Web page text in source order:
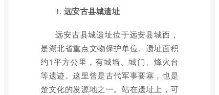
1. 远安古县城遗址
远安古县城遗址位于远安县城西，
是湖北省重点文物保护单位。遗址面积
约1平方公里，有城墙、城门、烽火台
等遗迹。这里曾是古代军事要塞，也是
楚文化的发源地之一。站在遗址上，可